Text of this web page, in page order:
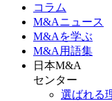
コラム
M&Aニュース
M&Aを学ぶ
M&A 用語集
日本M&A
センター
選ばれる